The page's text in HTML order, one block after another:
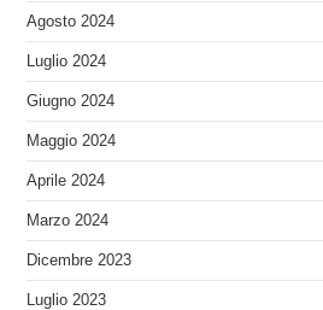
Agosto 2024
Luglio 2024
Giugno 2024
Maggio 2024
Aprile 2024
Marzo 2024
Dicembre 2023
Luglio 2023